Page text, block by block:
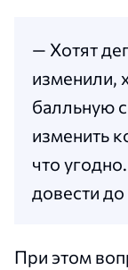
— Хотят
изменили,
балльную
изменить
что
довести
При этом